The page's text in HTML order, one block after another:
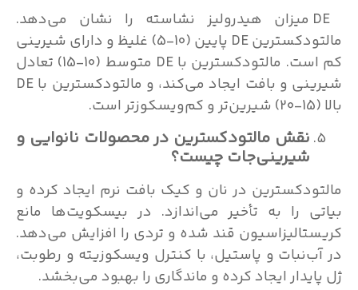
DE میزان هیدرولیز نشاسته را نشان می‌دهد.
مالتودکسترین DE پایین (10-5) غلیظ و دارای شیرینی
کم است. مالتودکسترین با DE متوسط (10-15) تعادل
شیرینی و بافت ایجاد می‌کند، و مالتودکسترین با DE
بالا (15-20) شیرین‌تر و کم‌ویسکوز‌تر است.
نقش مالتودکسترین در محصولات نانوایی و
شیرینی‌جات چیست؟
مالتودکسترین در نان و کیک بافت نرم ایجاد کرده و
بیاتی را به تأخیر می‌اندازد. در بیسکویت‌ها مانع
کریستالیزاسیون قند شده و تردی را افزایش می‌دهد.
در آب‌نبات و پاستیل، با کنترل ویسکوزیته و رطوبت،
ژل پایدار ایجاد کرده و ماندگاری را بهبود می‌بخشد.